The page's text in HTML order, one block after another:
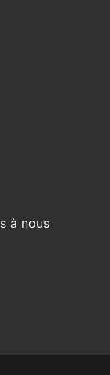
à nous